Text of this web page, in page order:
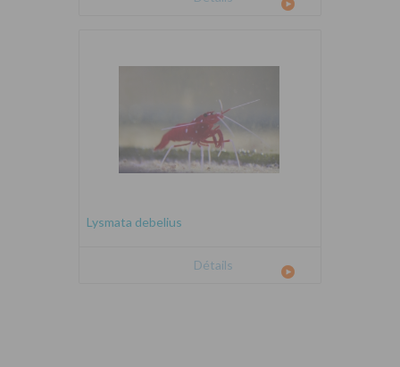
Lysmata debelius
Détails